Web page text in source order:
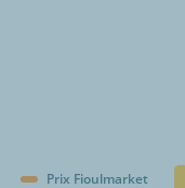
Prix Fioulmarket